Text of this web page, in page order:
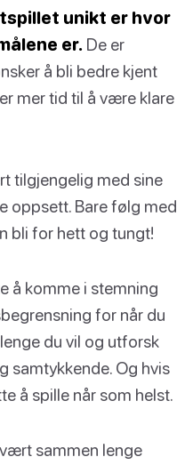
unikt er hvor
er. De er
å bli bedre kjent
mer tid til å være klare
tilgjengelig med sine
oppsett. Bare følg med
bli for hett og tungt!
å komme i stemning
for når du
du vil og utforsk
samtykkende. Og hvis
å spille når som helst.
sammen lenge